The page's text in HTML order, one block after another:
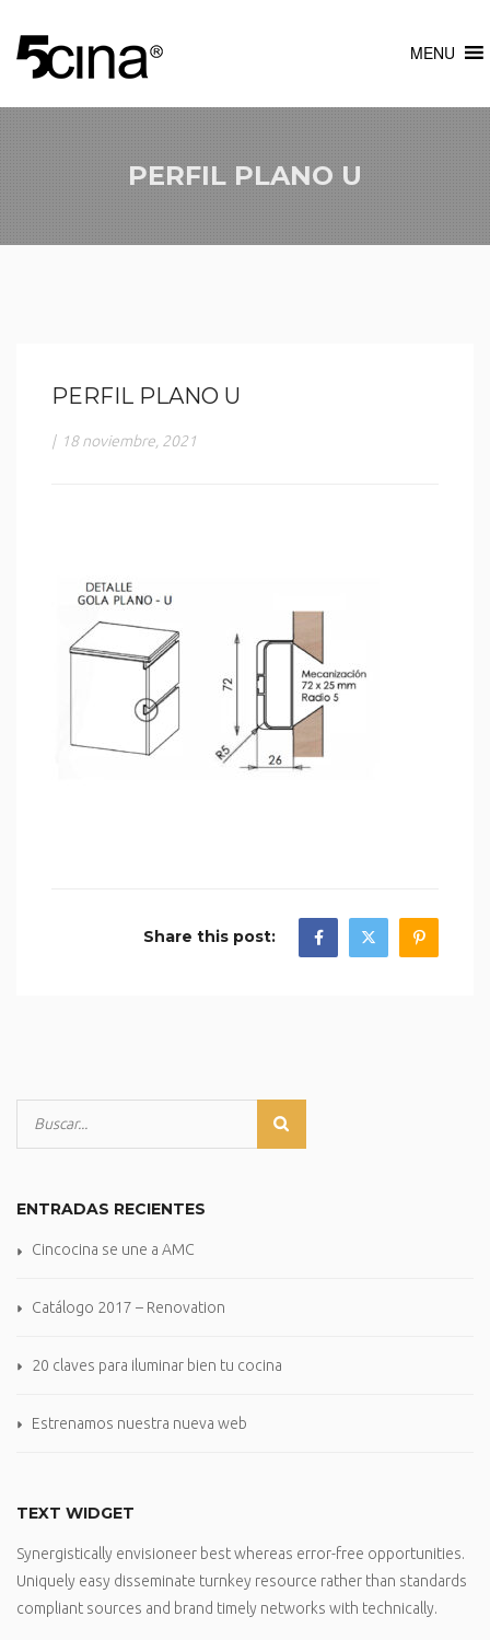
MENU
PERFIL PLANO U
PERFIL PLANO U
| 18 noviembre, 2021
Share this post:
ENTRADAS RECIENTES
Cincocina se une a AMC
Catálogo 2017 – Renovation
20 claves para iluminar bien tu cocina
Estrenamos nuestra nueva web
TEXT WIDGET
Synergistically envisioneer best whereas error-free opportunities.
Uniquely easy disseminate turnkey resource rather than standards
compliant sources and brand timely networks with technically.